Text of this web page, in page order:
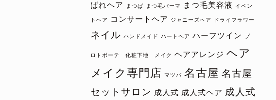
ばれヘア
まつぱ まつ毛パーマ まつ毛美容液 イベン
トヘア コンサートヘア ジャニーズヘア ドライフラワー
ネイル ハンドメイド ハートヘア ハーフツイン プ
ロトボーテ 化粧下地 メイク ヘアアレンジ ヘア
メイク専門店 マツパ 名古屋 名古屋
セットサロン 成人式 成人式ヘア 成人式